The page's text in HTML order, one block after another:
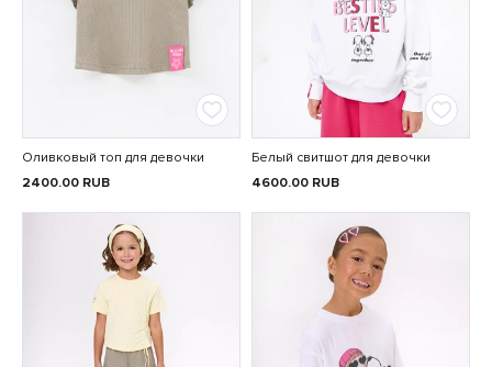
Оливковый топ для девочки
2400.00 RUB
Белый свитшот для девочки
4600.00 RUB